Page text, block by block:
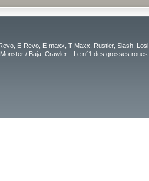
E-Revo, E-maxx, T-Maxx, Rustler, Slash, Losi
/ Baja, Crawler... Le n°1 des grosses roues